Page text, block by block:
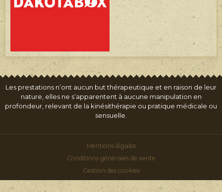
Les prestations n’ont aucun but thérapeutique et en raison de leur
nature, elles ne s’apparentent à aucune manipulation en
profondeur, relevant de la kinésithérapie ou pratique médicale ou
sensuelle.
Mentions légales
Conditions générales de vente
Gestion des cookies